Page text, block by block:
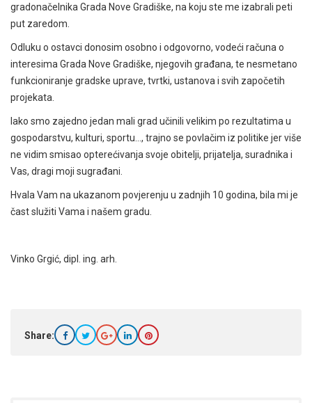
gradonačelnika Grada Nove Gradiške, na koju ste me izabrali peti
put zaredom.
Odluku o ostavci donosim osobno i odgovorno, vodeći računa o
interesima Grada Nove Gradiške, njegovih građana, te nesmetano
funkcioniranje gradske uprave, tvrtki, ustanova i svih započetih
projekata.
Iako smo zajedno jedan mali grad učinili velikim po rezultatima u
gospodarstvu, kulturi, sportu…, trajno se povlačim iz politike jer više
ne vidim smisao opterećivanja svoje obitelji, prijatelja, suradnika i
Vas, dragi moji sugrađani.
Hvala Vam na ukazanom povjerenju u zadnjih 10 godina, bila mi je
čast služiti Vama i našem gradu.
Vinko Grgić, dipl. ing. arh.
Share: